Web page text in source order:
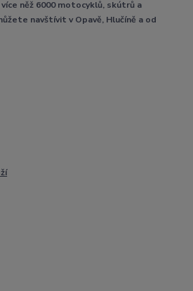
něž 6000 motocyklů, skútrů a
navštívit v Opavě, Hlučíně a od